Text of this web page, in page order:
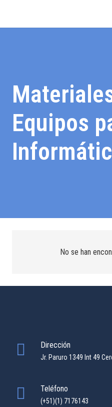
Equipos
No se han
Dirección
Jr. Paruro 1349 Int 49
Teléfono
(+51)(1) 7176143